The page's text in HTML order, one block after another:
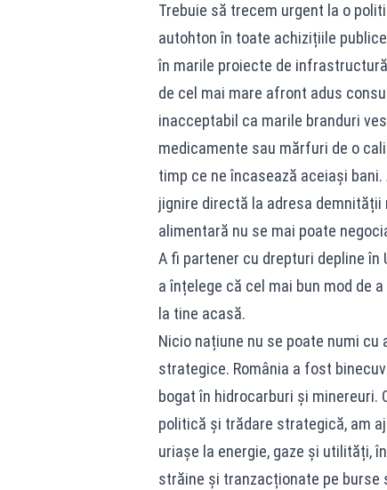
Trebuie să trecem urgent la o
autohton în toate achizițiile
în marile proiecte de
de cel mai mare afront adus
inacceptabil ca marile branduri
medicamente sau mărfuri de o
timp ce ne încasează aceiași
jignire directă la adresa
alimentară nu se mai poate
A fi partener cu drepturi depline în
a înțelege că cel mai bun mod de
la tine acasă.
Nicio națiune nu se poate numi
strategice. România a fost
bogat în hidrocarburi și
politică și trădare strategică, am
uriașe la energie, gaze și utilități,
străine și tranzacționate pe burse